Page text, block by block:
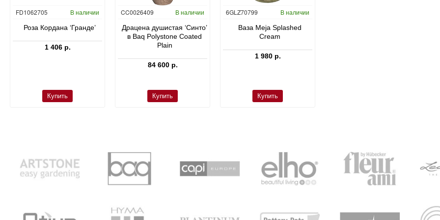
FD1062705 В наличии
Роза Кордана ‘Гранде’
1 406 р.
Купить
CC0026409 В наличии
Драцена душистая ‘Синто’
в Baq Polystone Coated
Plain
84 600 р.
Купить
6GLZ70799 В наличии
Ваза Meja Splashed
Cream
1 980 р.
Купить